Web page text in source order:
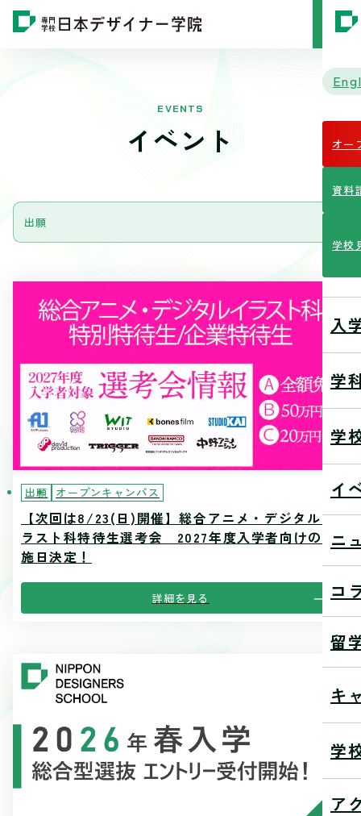
MENU
オー
資料
学校
入
学
学
イ
ニ
コ
留
キ
学
ア
EVENTS
イベント
出願 オープンキャンパス
【次回は8/23(日)開催】総合アニメ・デジタルイ
ラスト科特待生選考会 2027年度入学者向けの実
施日決定！
詳細を見る